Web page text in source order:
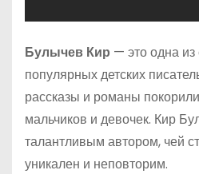
Булычев Кир — это одна
популярных детских
рассказы и романы
мальчиков и девочек. Кир
талантливым автором, чей
уникален и неповторим.